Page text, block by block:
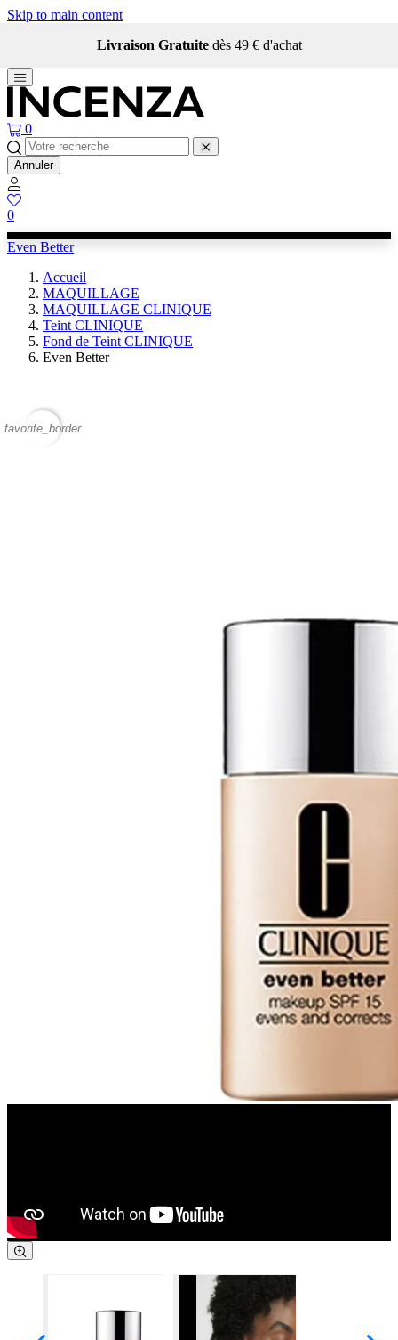
Skip to main content
Livraison Gratuite dès 49 € d'achat
0
Annuler
0
Even Better
Accueil
MAQUILLAGE
MAQUILLAGE CLINIQUE
Teint CLINIQUE
Fond de Teint CLINIQUE
Even Better
favorite_border